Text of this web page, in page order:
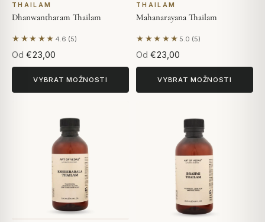
THAILAM
Dhanwantharam Thailam
★★★★★ 4.6 (5)
Na základě 5 hodnocení
Od €23,00
VYBRAT MOŽNOSTI
THAILAM
Mahanarayana Thailam
★★★★★ 5.0 (5)
Na základě 5 hodnocení
Od €23,00
VYBRAT MOŽNOSTI